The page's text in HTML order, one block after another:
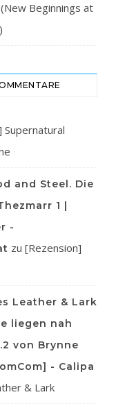
Beginnings at
Supernatural
and Steel. Die
1 |
-
zu [Rezension]
Leather & Lark
liegen nah
von Brynne
- Calipa
& Lark